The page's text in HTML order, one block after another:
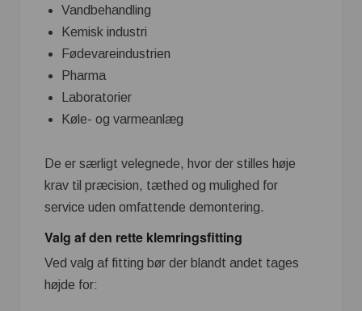
Vandbehandling
Kemisk industri
Fødevareindustrien
Pharma
Laboratorier
Køle- og varmeanlæg
De er særligt velegnede, hvor der stilles høje
krav til præcision, tæthed og mulighed for
service uden omfattende demontering.
Valg af den rette klemringsfitting
Ved valg af fitting bør der blandt andet tages
højde for: